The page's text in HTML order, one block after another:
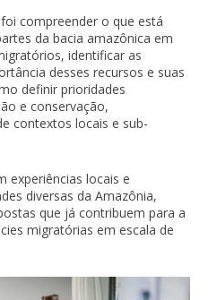
compreender o que está
da bacia amazônica em
identificar as
desses recursos e suas
definir prioridades
e conservação,
contextos locais e sub-
experiências locais e
diversas da Amazônia,
que já contribuem para a
migratórias em escala de